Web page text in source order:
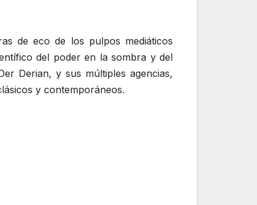
de eco de los pulpos mediáticos
del poder en la sombra y del
Derian, y sus múltiples agencias,
y contemporáneos.